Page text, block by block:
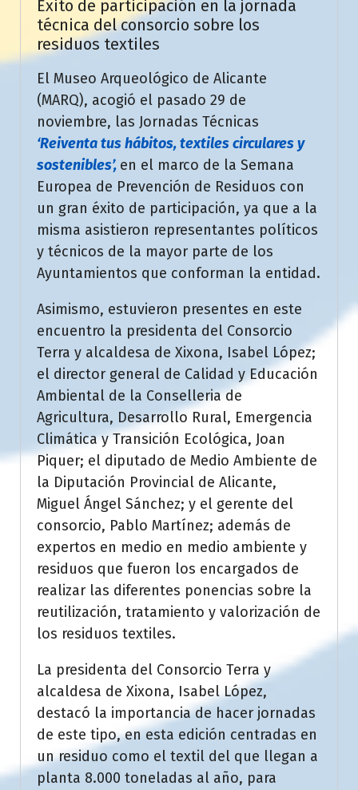
Éxito de participación en la jornada
técnica del consorcio sobre los
residuos textiles
El Museo Arqueológico de Alicante
(MARQ), acogió el pasado 29 de
noviembre, las Jornadas Técnicas
‘Reiventa tus hábitos, textiles circulares y
sostenibles’, en el marco de la Semana
Europea de Prevención de Residuos con
un gran éxito de participación, ya que a la
misma asistieron representantes políticos
y técnicos de la mayor parte de los
Ayuntamientos que conforman la entidad.
Asimismo, estuvieron presentes en este
encuentro la presidenta del Consorcio
Terra y alcaldesa de Xixona, Isabel López;
el director general de Calidad y Educación
Ambiental de la Conselleria de
Agricultura, Desarrollo Rural, Emergencia
Climática y Transición Ecológica, Joan
Piquer; el diputado de Medio Ambiente de
la Diputación Provincial de Alicante,
Miguel Ángel Sánchez; y el gerente del
consorcio, Pablo Martínez; además de
expertos en medio en medio ambiente y
residuos que fueron los encargados de
realizar las diferentes ponencias sobre la
reutilización, tratamiento y valorización de
los residuos textiles.
La presidenta del Consorcio Terra y
alcaldesa de Xixona, Isabel López,
destacó la importancia de hacer jornadas
de este tipo, en esta edición centradas en
un residuo como el textil del que llegan a
planta 8.000 toneladas al año, para